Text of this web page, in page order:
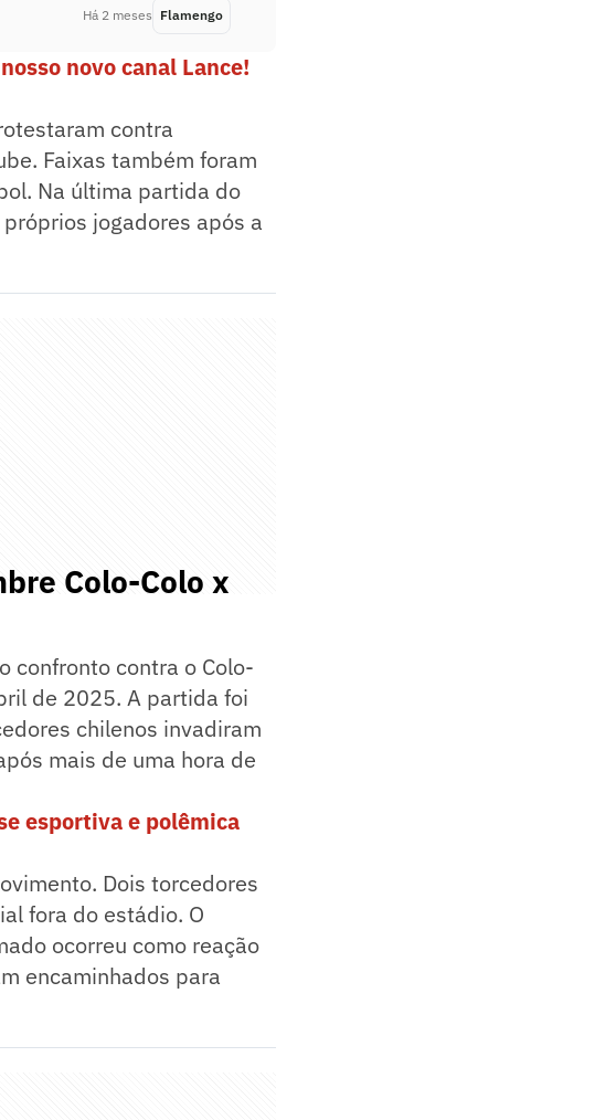
Há 2 meses Flamengo
novo canal Lance!
contra
Faixas também foram
Na última partida do
jogadores após a
Colo-Colo x
confronto contra o Colo-
de 2025. A partida foi
chilenos invadiram
mais de uma hora de
esportiva e polêmica
Dois torcedores
fora do estádio. O
ocorreu como reação
encaminhados para